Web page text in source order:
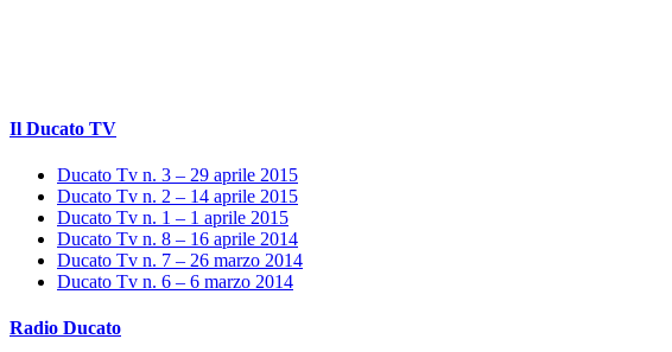
Il Ducato TV
Ducato Tv n. 3 – 29 aprile 2015
Ducato Tv n. 2 – 14 aprile 2015
Ducato Tv n. 1 – 1 aprile 2015
Ducato Tv n. 8 – 16 aprile 2014
Ducato Tv n. 7 – 26 marzo 2014
Ducato Tv n. 6 – 6 marzo 2014
Radio Ducato